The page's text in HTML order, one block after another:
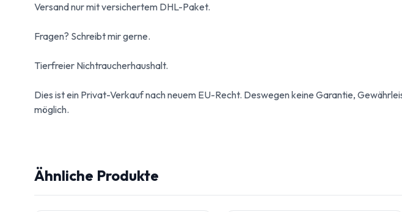
Versand nur mit versichertem DHL-Paket.
Fragen? Schreibt mir gerne.
Tierfreier Nichtraucherhaushalt.
Dies ist ein Privat-Verkauf nach neuem EU-Recht. Deswegen keine Garantie,
möglich.
Ähnliche Produkte